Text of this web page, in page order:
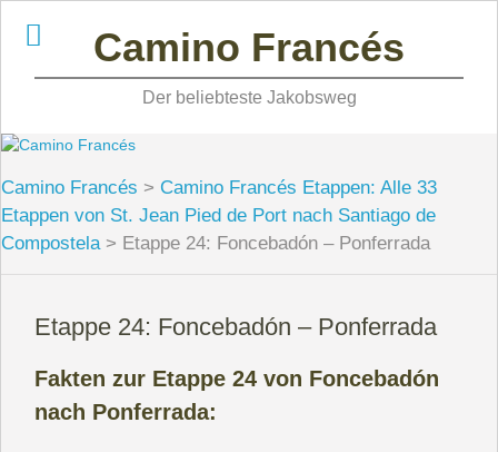
Camino Francés
Der beliebteste Jakobsweg
Camino Francés > Camino Francés Etappen: Alle 33
Etappen von St. Jean Pied de Port nach Santiago de
Compostela> Etappe 24: Foncebadón – Ponferrada
Etappe 24: Foncebadón – Ponferrada
Fakten zur Etappe 24 von Foncebadón
nach Ponferrada: